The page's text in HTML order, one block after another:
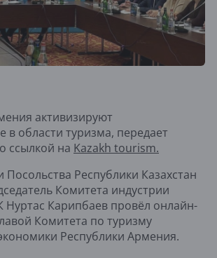
активизируют
в области туризма, передает
ссылкой на Kazakh tourism.
Посольства Республики Казахстан
Комитета индустрии
Нуртас Карипбаев провёл онлайн-
Комитета по туризму
Республики Армения.